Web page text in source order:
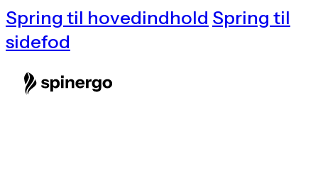
Spring til hovedindhold Spring til
sidefod